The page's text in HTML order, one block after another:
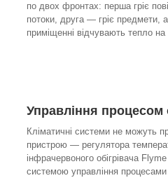
по двох фронтах: перша гріє
потоки, друга — гріє
приміщенні відчувають тепло на
Управління процесом
Кліматичні системи не можуть
пристрою — регулятора
інфрачервоного обігрівача
системою управління